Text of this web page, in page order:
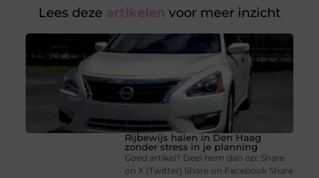
Lees deze artikelen voor meer inzicht
Rijbewijs halen in Den Haag
zonder stress in je planning
Goed artikel? Deel hem dan op: Share
on X (Twitter) Share on Facebook Share